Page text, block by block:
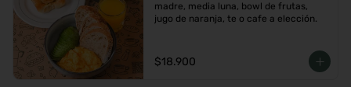
madre, media luna, bowl de frutas,
jugo de naranja, te o cafe a elección.
$18.900